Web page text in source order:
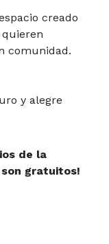
creado
comunidad.
y alegre
de la
gratuitos!